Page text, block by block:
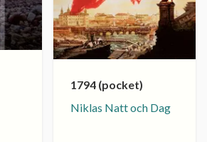
1794 (pocket)
Niklas Natt och Dag